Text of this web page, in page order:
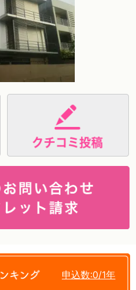
申込数:0/1年